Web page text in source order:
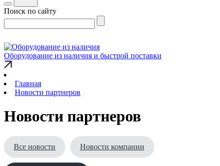
Поиск по сайту
Оборудование из наличия и быстрой поставки
Главная
Новости партнеров
Новости партнеров
Все новости Новости компании